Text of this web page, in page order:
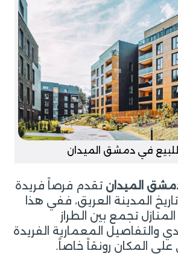
في دمشق الميدان
الميدان تقدم فرصاً فريدة
المدينة العريق، ففي هذا
تجمع بين الطراز
والتفاصيل المعمارية الفريدة
على المكان رونقاً خاصاً.